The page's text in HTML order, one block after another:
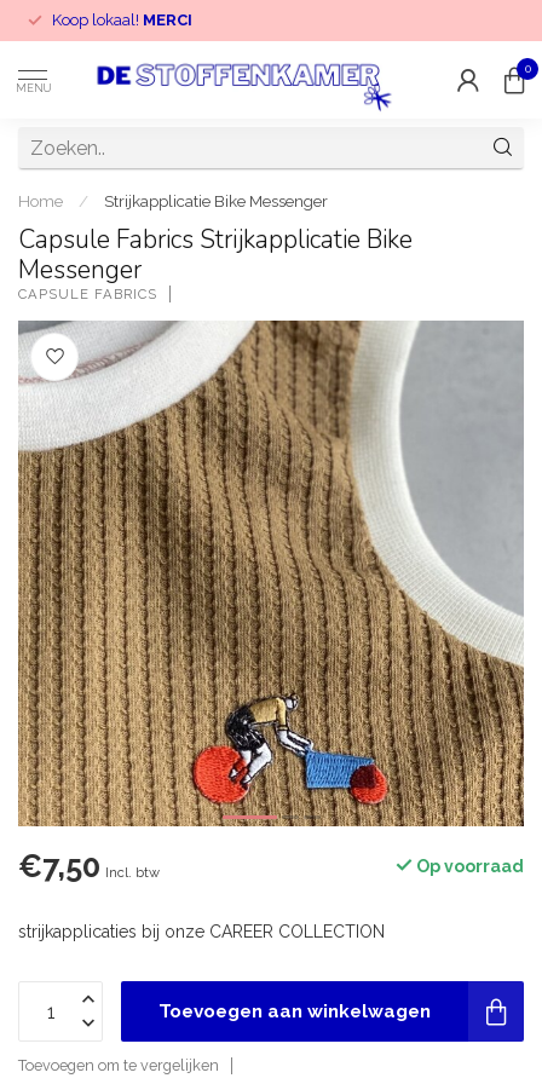
Koop lokaal! MERCI
MENU
0
Home / Strijkapplicatie Bike Messenger
Capsule Fabrics Strijkapplicatie Bike
Messenger
CAPSULE FABRICS
€7,50 Incl. btw Op voorraad
strijkapplicaties bij onze CAREER COLLECTION
Toevoegen aan winkelwagen
Toevoegen om te vergelijken